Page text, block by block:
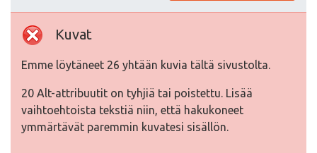
Kuvat
Emme löytäneet 26 yhtään kuvia tältä sivustolta.
20 Alt-attribuutit on tyhjiä tai poistettu. Lisää
vaihtoehtoista tekstiä niin, että hakukoneet
ymmärtävät paremmin kuvatesi sisällön.